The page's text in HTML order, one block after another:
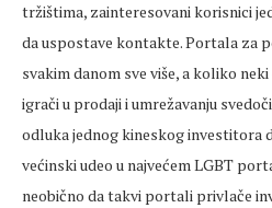
tržištima, zainteresovani korisnici
da uspostave kontakte. Portala za
svakim danom sve više, a koliko
igrači u prodaji i umrežavanju
odluka jednog kineskog investitora
većinski udeo u najvećem LGBT
neobično da takvi portali privlače